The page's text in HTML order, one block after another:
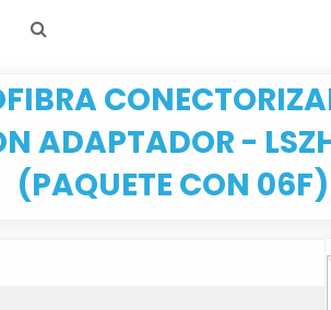
ADAPTADOR -
(PAQUETE CON 06F)